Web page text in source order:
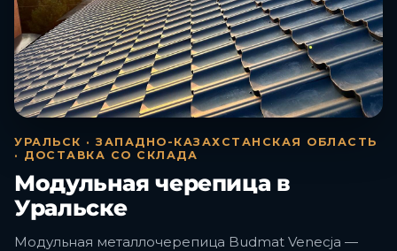
УРАЛЬСК · ЗАПАДНО-КАЗАХСТАНСКАЯ ОБЛАСТЬ
· ДОСТАВКА СО СКЛАДА
Модульная черепица в
Уральске
Модульная металлочерепица Budmat Venecja —